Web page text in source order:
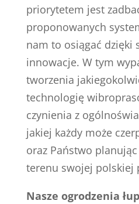
priorytetem jest
proponowanych
nam to osiągać dzięki
innowacje. W tym
tworzenia
technologię
czynienia z
jakiej każdy może
oraz Państwo
terenu swojej polskiej
Nasze ogrodzenia